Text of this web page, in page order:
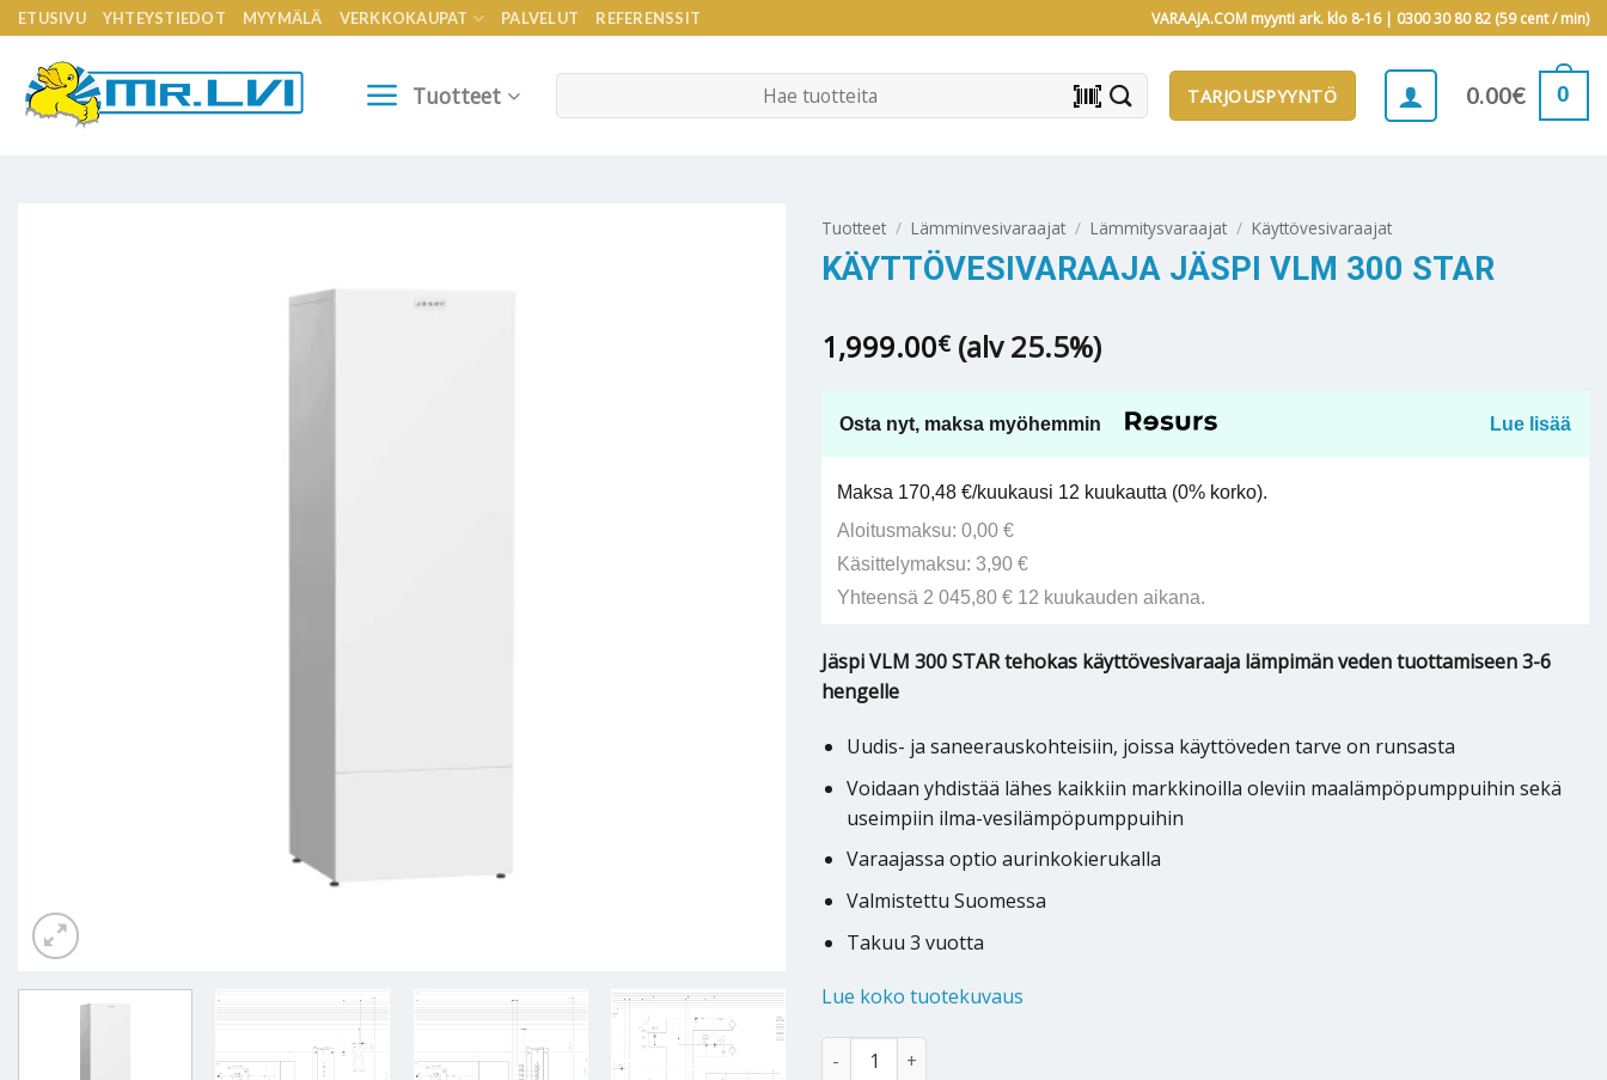
Skip
to
content
ETUSIVU YHTEYSTIEDOT MYYMÄLÄ VERKKOKAUPAT PALVELUT REFERENSSIT VARAAJA.COM myynti ark. klo 8-16 | 0300 30 80 82 (59 cent / min)
Tuotteet barcode_scanner TARJOUSPYYNTÖ 0.00€ 0
Tuotteet / Lämminvesivaraajat / Lämmitysvaraajat / Käyttövesivaraajat
KÄYTTÖVESIVARAAJA JÄSPI VLM 300 STAR
1,999.00€ (alv 25.5%)
Osta nyt, maksa myöhemmin Lue lisää
Maksa 170,48 €/kuukausi 12 kuukautta (0% korko).
Aloitusmaksu: 0,00 €
Käsittelymaksu: 3,90 €
Yhteensä 2 045,80 € 12 kuukauden aikana.
Jäspi VLM 300 STAR tehokas käyttövesivaraaja lämpimän veden tuottamiseen 3-6
hengelle
Uudis- ja saneerauskohteisiin, joissa käyttöveden tarve on runsasta
Voidaan yhdistää lähes kaikkiin markkinoilla oleviin maalämpöpumppuihin sekä
useimpiin ilma-vesilämpöpumppuihin
Varaajassa optio aurinkokierukalla
Valmistettu Suomessa
Takuu 3 vuotta
Lue koko tuotekuvaus
Käyttövesivaraaja Jäspi VLM 300 Star määrä